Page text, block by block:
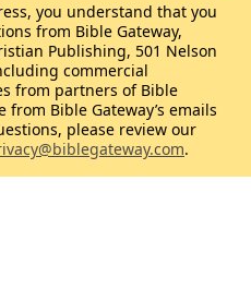
you understand that you
from Bible Gateway,
Publishing, 501 Nelson
commercial
from partners of Bible
from Bible Gateway’s emails
please review our
.